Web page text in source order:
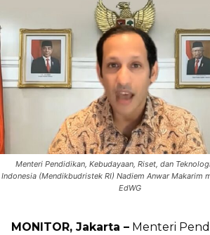
Menteri Pendidikan, Kebudayaan, Riset, dan
Indonesia (Mendikbudristek RI) Nadiem Anwar Makarim
EdWG
MONITOR, Jakarta – Menteri